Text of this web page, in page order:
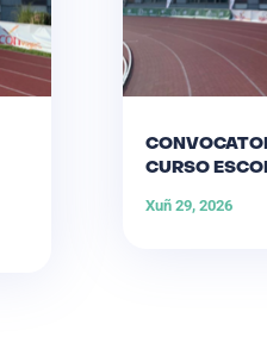
CURSO
Xuñ 29, 2026